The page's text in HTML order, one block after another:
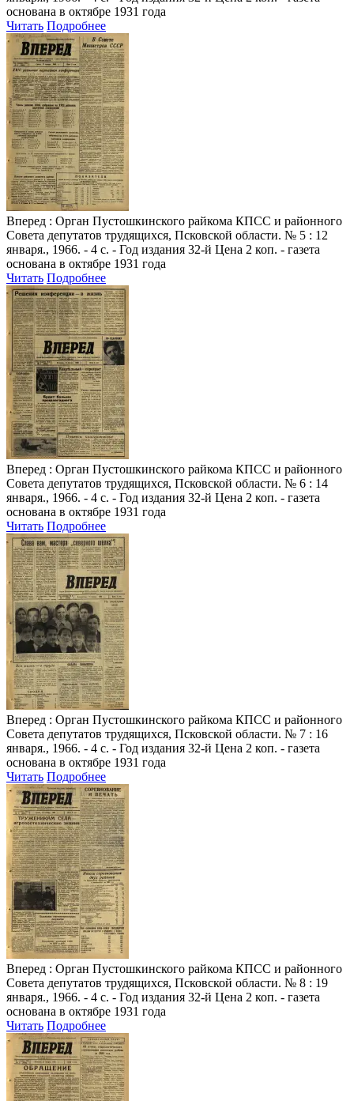
основана в октябре 1931 года
Читать Подробнее
Вперед : Орган Пустошкинского райкома КПСС и районного
Совета депутатов трудящихся, Псковской области. № 5 : 12
января., 1966. - 4 с. - Год издания 32-й Цена 2 коп. - газета
основана в октябре 1931 года
Читать Подробнее
Вперед : Орган Пустошкинского райкома КПСС и районного
Совета депутатов трудящихся, Псковской области. № 6 : 14
января., 1966. - 4 с. - Год издания 32-й Цена 2 коп. - газета
основана в октябре 1931 года
Читать Подробнее
Вперед : Орган Пустошкинского райкома КПСС и районного
Совета депутатов трудящихся, Псковской области. № 7 : 16
января., 1966. - 4 с. - Год издания 32-й Цена 2 коп. - газета
основана в октябре 1931 года
Читать Подробнее
Вперед : Орган Пустошкинского райкома КПСС и районного
Совета депутатов трудящихся, Псковской области. № 8 : 19
января., 1966. - 4 с. - Год издания 32-й Цена 2 коп. - газета
основана в октябре 1931 года
Читать Подробнее